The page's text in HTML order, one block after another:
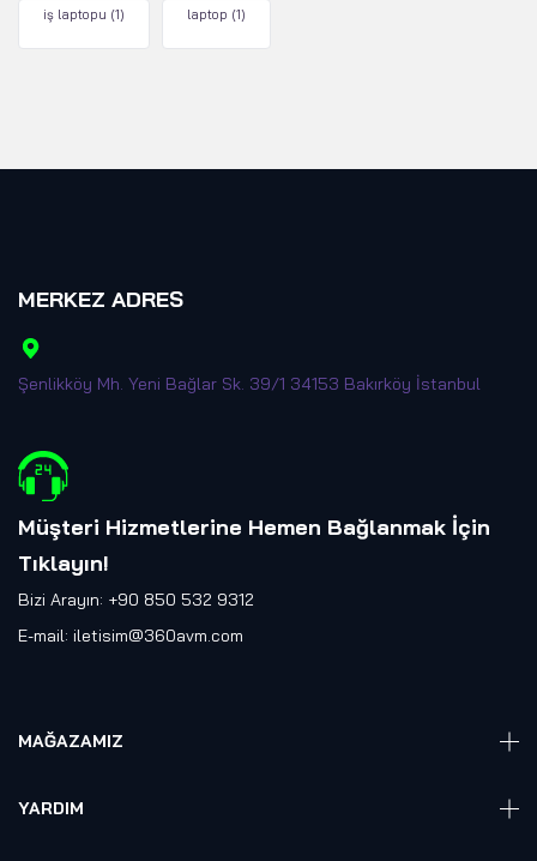
iş laptopu (1) laptop (1)
MERKEZ ADRES
Şenlikköy Mh. Yeni Bağlar Sk. 39/1 34153 Bakırköy İstanbul
Müşteri Hizmetlerine Hemen Bağlanmak İçin
Tıklayın!
Bizi Arayın: +90 850 532 9312
E-mail: iletisim@360avm.com
MAĞAZAMIZ
VR Ready PC
YARDIM